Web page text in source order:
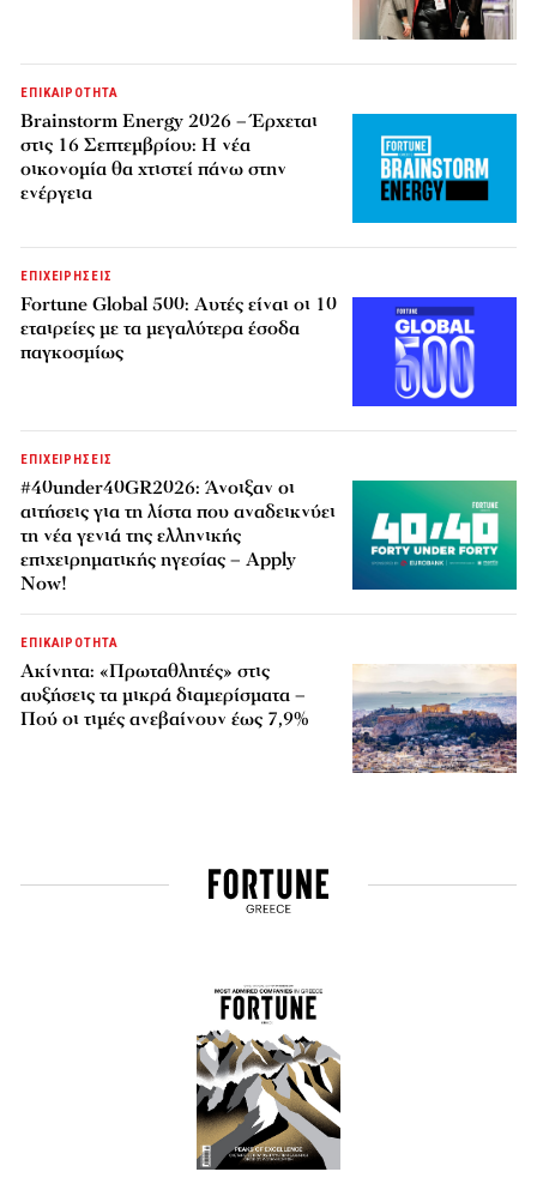
ΕΠΙΚΑΙΡΟΤΗΤΑ
Brainstorm Energy 2026 – Έρχεται
στις 16 Σεπτεμβρίου: Η νέα
οικονομία θα χτιστεί πάνω στην
ενέργεια
ΕΠΙΧΕΙΡΗΣΕΙΣ
Fortune Global 500: Αυτές είναι οι 10
εταιρείες με τα μεγαλύτερα έσοδα
παγκοσμίως
ΕΠΙΧΕΙΡΗΣΕΙΣ
#40under40GR2026: Άνοιξαν οι
αιτήσεις για τη λίστα που αναδεικνύει
τη νέα γενιά της ελληνικής
επιχειρηματικής ηγεσίας – Apply
Now!
ΕΠΙΚΑΙΡΟΤΗΤΑ
Ακίνητα: «Πρωταθλητές» στις
αυξήσεις τα μικρά διαμερίσματα –
Πού οι τιμές ανεβαίνουν έως 7,9%